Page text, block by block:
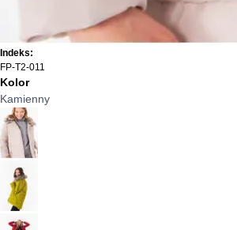
Indeks:
FP-T2-011
Kolor
Kamienny